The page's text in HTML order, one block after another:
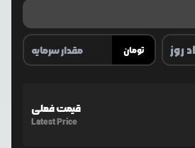
تومان
قیمت فعلی
Latest Price